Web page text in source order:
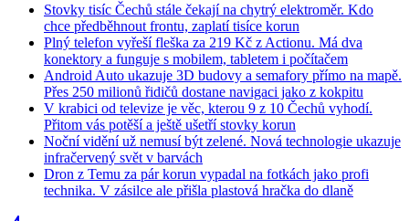
Stovky tisíc Čechů stále čekají na chytrý elektroměr. Kdo
chce předběhnout frontu, zaplatí tisíce korun
Plný telefon vyřeší fleška za 219 Kč z Actionu. Má dva
konektory a funguje s mobilem, tabletem i počítačem
Android Auto ukazuje 3D budovy a semafory přímo na mapě.
Přes 250 milionů řidičů dostane navigaci jako z kokpitu
V krabici od televize je věc, kterou 9 z 10 Čechů vyhodí.
Přitom vás potěší a ještě ušetří stovky korun
Noční vidění už nemusí být zelené. Nová technologie ukazuje
infračervený svět v barvách
Dron z Temu za pár korun vypadal na fotkách jako profi
technika. V zásilce ale přišla plastová hračka do dlaně